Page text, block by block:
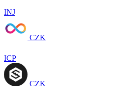
INJ
CZK
ICP
CZK